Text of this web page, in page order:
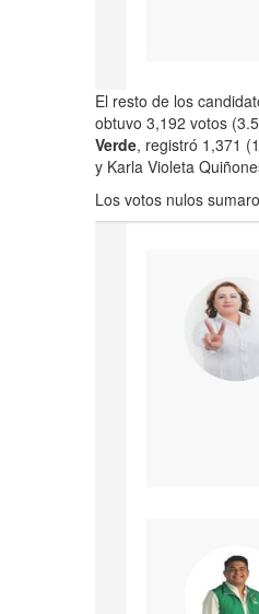
El resto de los
obtuvo 3,192 votos
Verde, registró 1,371
y Karla Violeta
Los votos nulos